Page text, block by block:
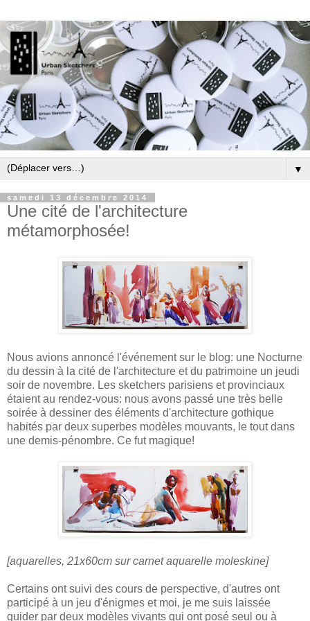
▼
samedi 13 décembre 2014
Une cité de l'architecture
métamorphosée!
Nous avions annoncé l'événement sur le blog: une Nocturne
du dessin à la cité de l'architecture et du patrimoine un jeudi
soir de novembre. Les sketchers parisiens et provinciaux
étaient au rendez-vous: nous avons passé une très belle
soirée à dessiner des éléments d'architecture gothique
habités par deux superbes modèles mouvants, le tout dans
une demis-pénombre. Ce fut magique!
[aquarelles, 21x60cm sur carnet aquarelle moleskine]
Certains ont suivi des cours de perspective, d'autres ont
participé à un jeu d'énigmes et moi, je me suis laissée
guider par deux modèles vivants qui ont posé seul ou à